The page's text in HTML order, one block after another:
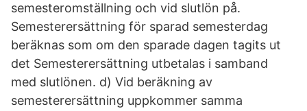
semesteromställning och vid slutlön på.
Semesterersättning för sparad semesterdag
beräknas som om den sparade dagen tagits ut
det Semesterersättning utbetalas i samband
med slutlönen. d) Vid beräkning av
semesterersättning uppkommer samma